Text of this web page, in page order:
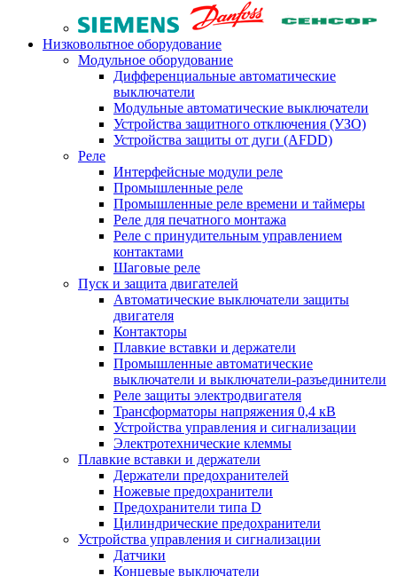
Низковольтное оборудование
Модульное оборудование
Дифференциальные автоматические
выключатели
Модульные автоматические выключатели
Устройства защитного отключения (УЗО)
Устройства защиты от дуги (AFDD)
Реле
Интерфейсные модули реле
Промышленные реле
Промышленные реле времени и таймеры
Реле для печатного монтажа
Реле с принудительным управлением
контактами
Шаговые реле
Пуск и защита двигателей
Автоматические выключатели защиты
двигателя
Контакторы
Плавкие вставки и держатели
Промышленные автоматические
выключатели и выключатели-разъединители
Реле защиты электродвигателя
Трансформаторы напряжения 0,4 кВ
Устройства управления и сигнализации
Электротехнические клеммы
Плавкие вставки и держатели
Держатели предохранителей
Ножевые предохранители
Предохранители типа D
Цилиндрические предохранители
Устройства управления и сигнализации
Датчики
Концевые выключатели